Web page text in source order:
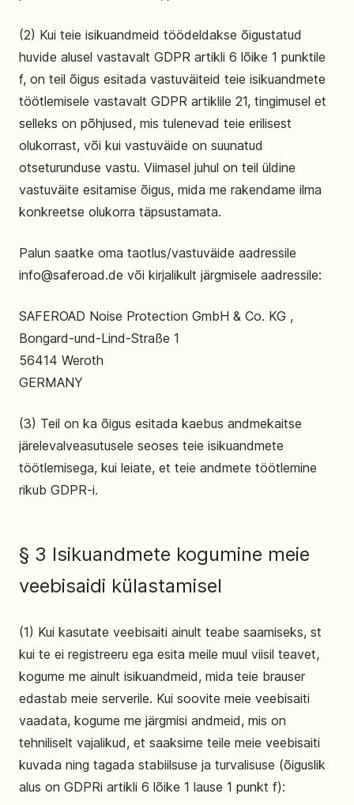
(2) Kui teie isikuandmeid töödeldakse õigustatud
huvide alusel vastavalt GDPR artikli 6 lõike 1 punktile
f, on teil õigus esitada vastuväiteid teie isikuandmete
töötlemisele vastavalt GDPR artiklile 21, tingimusel et
selleks on põhjused, mis tulenevad teie erilisest
olukorrast, või kui vastuväide on suunatud
otseturunduse vastu. Viimasel juhul on teil üldine
vastuväite esitamise õigus, mida me rakendame ilma
konkreetse olukorra täpsustamata.
Palun saatke oma taotlus/vastuväide aadressile
info@saferoad.de või kirjalikult järgmisele aadressile:
SAFEROAD Noise Protection GmbH & Co. KG ,
Bongard-und-Lind-Straße 1
56414 Weroth
GERMANY
(3) Teil on ka õigus esitada kaebus andmekaitse
järelevalveasutusele seoses teie isikuandmete
töötlemisega, kui leiate, et teie andmete töötlemine
rikub GDPR-i.
§ 3 Isikuandmete kogumine meie
veebisaidi külastamisel
(1) Kui kasutate veebisaiti ainult teabe saamiseks, st
kui te ei registreeru ega esita meile muul viisil teavet,
kogume me ainult isikuandmeid, mida teie brauser
edastab meie serverile. Kui soovite meie veebisaiti
vaadata, kogume me järgmisi andmeid, mis on
tehniliselt vajalikud, et saaksime teile meie veebisaiti
kuvada ning tagada stabiilsuse ja turvalisuse (õiguslik
alus on GDPRi artikli 6 lõike 1 lause 1 punkt f):